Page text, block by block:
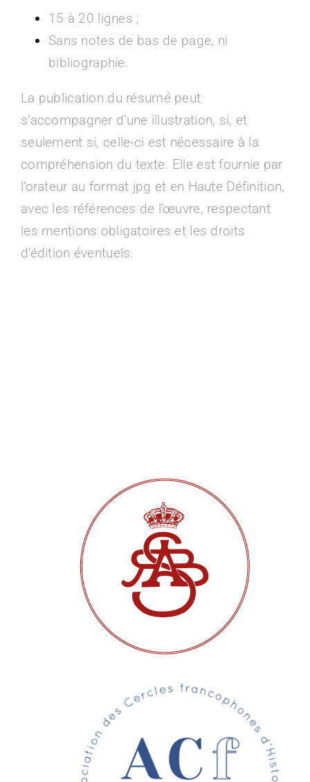
15 à 20 lignes ;
Sans notes de bas de page, ni
bibliographie.
La publication du résumé peut
s’accompagner d’une illustration, si, et
seulement si, celle-ci est nécessaire à la
compréhension du texte. Elle est fournie par
l’orateur au format jpg et en Haute Définition,
avec les références de l’œuvre, respectant
les mentions obligatoires et les droits
d’édition éventuels.